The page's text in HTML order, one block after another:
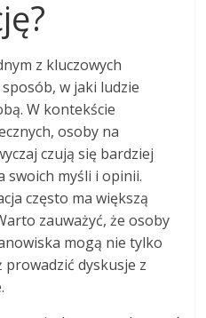
z kluczowych
w jaki ludzie
W kontekście
osoby na
czują się bardziej
swoich myśli i opinii.
często ma większą
zauważyć, że osoby
mogą nie tylko
prowadzić dyskusje z